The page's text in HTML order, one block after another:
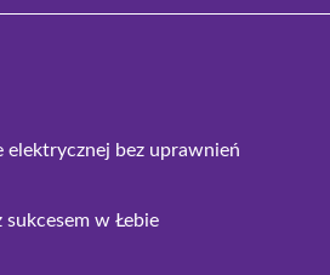
elektrycznej bez uprawnień
sukcesem w Łebie